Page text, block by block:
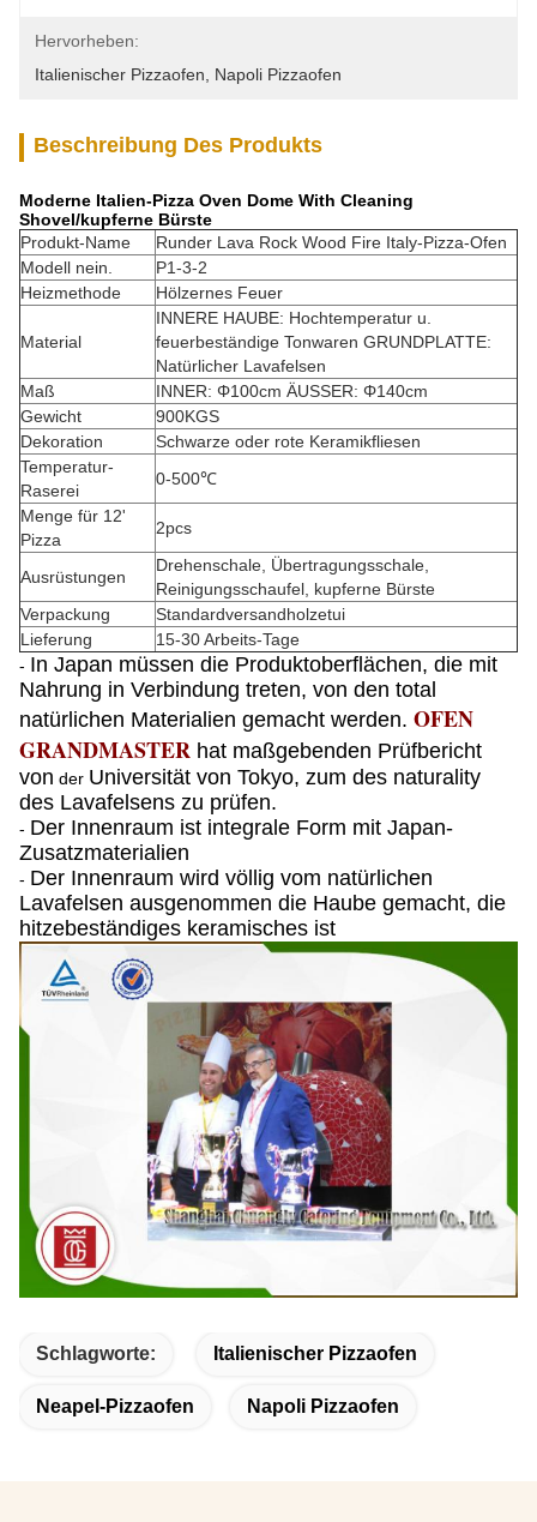
Hervorheben:
Italienischer Pizzaofen
Napoli Pizzaofen
Beschreibung Des Produkts
Moderne Italien-Pizza Oven Dome With Cleaning
Shovel/kupferne Bürste
Produkt-Name
Runder Lava Rock Wood Fire Italy-Pizza-Ofen
Modell nein.
P1-3-2
Heizmethode
Hölzernes Feuer
Material
INNERE HAUBE: Hochtemperatur u.
feuerbeständige Tonwaren GRUNDPLATTE:
Natürlicher Lavafelsen
Maß
INNER: Φ100cm ÄUSSER: Φ140cm
Gewicht
900KGS
Dekoration
Schwarze oder rote Keramikfliesen
Temperatur-
Raserei
0-500℃
Menge für 12'
Pizza
2pcs
Ausrüstungen
Drehenschale, Übertragungsschale,
Reinigungsschaufel, kupferne Bürste
Verpackung
Standardversandholzetui
Lieferung
15-30 Arbeits-Tage
- In Japan müssen die Produktoberflächen, die mit
Nahrung in Verbindung treten, von den total
natürlichen Materialien gemacht werden. OFEN
GRANDMASTER hat maßgebenden Prüfbericht
von der Universität von Tokyo, zum des naturality
des Lavafelsens zu prüfen.
- Der Innenraum ist integrale Form mit Japan-
Zusatzmaterialien
- Der Innenraum wird völlig vom natürlichen
Lavafelsen ausgenommen die Haube gemacht, die
hitzebeständiges keramisches ist
Schlagworte: Italienischer Pizzaofen
Neapel-Pizzaofen Napoli Pizzaofen